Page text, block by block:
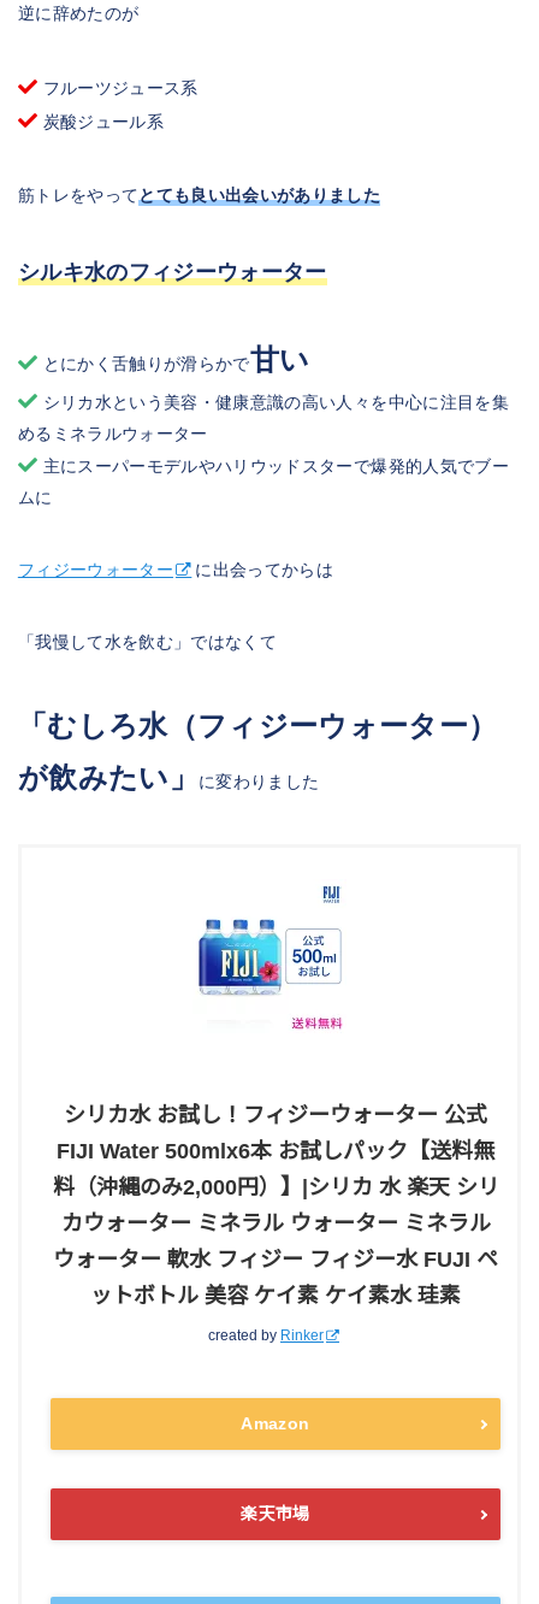
逆に辞めたのが
フルーツジュース系
炭酸ジュール系
筋トレをやってとても良い出会いがありました
シルキ水のフィジーウォーター
とにかく舌触りが滑らかで甘い
シリカ水という美容・健康意識の高い人々を中心に注目を集
めるミネラルウォーター
主にスーパーモデルやハリウッドスターで爆発的人気でブー
ムに
フィジーウォーター に出会ってからは
「我慢して水を飲む」ではなくて
「むしろ水（フィジーウォーター）
が飲みたい」
に変わりました
シリカ水 お試し！フィジーウォーター 公式
FIJI Water 500mlx6本 お試しパック【送料無
料（沖縄のみ2,000円）】|シリカ 水 楽天 シリ
カウォーター ミネラル ウォーター ミネラル
ウォーター 軟水 フィジー フィジー水 FUJI ペ
ットボトル 美容 ケイ素 ケイ素水 珪素
created by Rinker
Amazon
楽天市場